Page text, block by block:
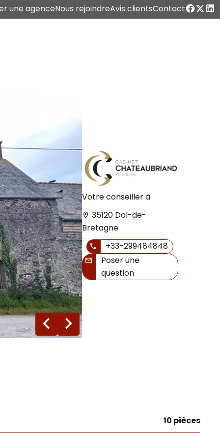
une agenceNous rejoindreAvis clientsContact
Votre conseiller à
35120 Dol-de-
Bretagne
+33-299484848
Poser une
question
10 pièces